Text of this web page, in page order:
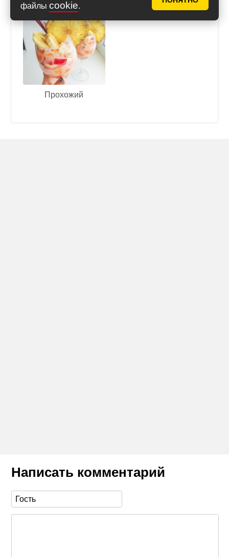
файлы cookie.
Прохожий
Написать комментарий